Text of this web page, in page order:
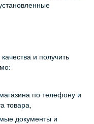
и получить
по телефону и
товара,
документы и